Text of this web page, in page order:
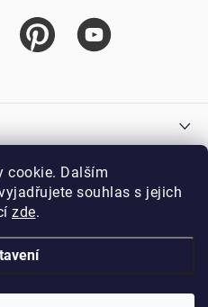
cookie. Dalším
souhlas s jejich
zde.